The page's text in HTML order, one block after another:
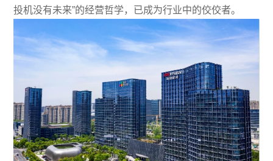
投机没有未来”的经营哲学，已成为行业中的佼佼者。